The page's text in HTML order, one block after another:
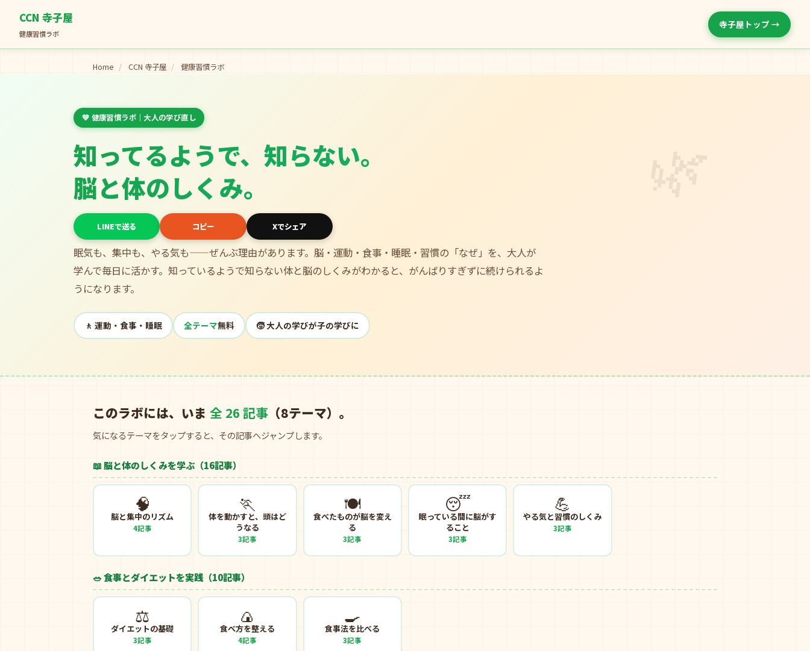
CCN 寺子屋
健康習慣ラボ
寺子屋トップ →
Home / CCN 寺子屋 / 健康習慣ラボ
💚 健康習慣ラボ｜大人の学び直し
知ってるようで、知らない。
脳と体のしくみ。
LINEで送る コピー Xでシェア
眠気も、集中も、やる気も——ぜんぶ理由があります。脳・運動・食事・睡眠・習慣の「なぜ」を、大人が
学んで毎日に活かす。知っているようで知らない体と脳のしくみがわかると、がんばりすぎずに続けられるよ
うになります。
🚶 運動・食事・睡眠 全テーマ無料 🧒 大人の学びが子の学びに
このラボには、いま 全 26 記事 （8テーマ）。
気になるテーマをタップすると、その記事へジャンプします。
📖 脳と体のしくみを学ぶ（16記事）
🧠
脳と集中のリズム
4記事
🏃
体を動かすと、頭はど
うなる
3記事
🍽️
食べたものが脳を変え
る
3記事
😴
眠っている間に脳がす
ること
3記事
💪
やる気と習慣のしくみ
3記事
🥗 食事とダイエットを実践（10記事）
⚖️
ダイエットの基礎
3記事
🍙
食べ方を整える
4記事
🍳
食事法を比べる
3記事